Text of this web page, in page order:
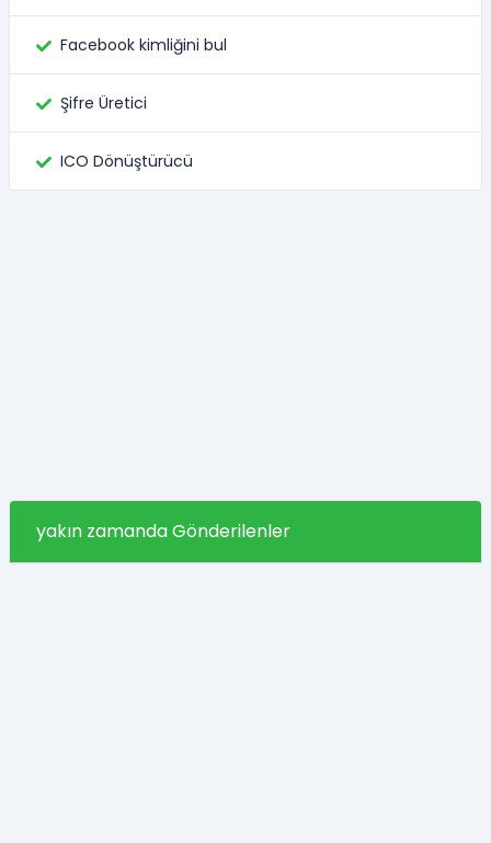
Facebook kimliğini bul
Şifre Üretici
ICO Dönüştürücü
yakın zamanda Gönderilenler